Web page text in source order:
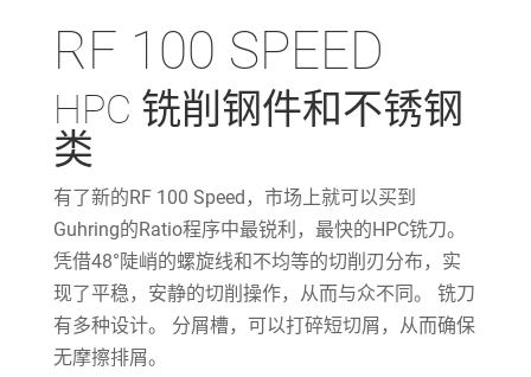
RF 100 SPEED
HPC 铣削钢件和不锈钢
类
有了新的RF 100 Speed，市场上就可以买到
Guhring的Ratio程序中最锐利，最快的HPC铣刀。
凭借48°陡峭的螺旋线和不均等的切削刃分布，实
现了平稳，安静的切削操作，从而与众不同。 铣刀
有多种设计。 分屑槽，可以打碎短切屑，从而确保
无摩擦排屑。